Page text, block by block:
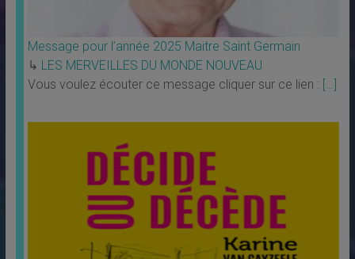
Message pour l’année 2025 Maitre Saint Germain
↳ LES MERVEILLES DU MONDE NOUVEAU
Vous voulez écouter ce message cliquer sur ce lien : […]